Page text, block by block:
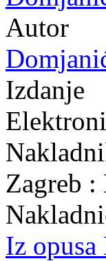
Autor
Izdanje
Zagreb :
Iz